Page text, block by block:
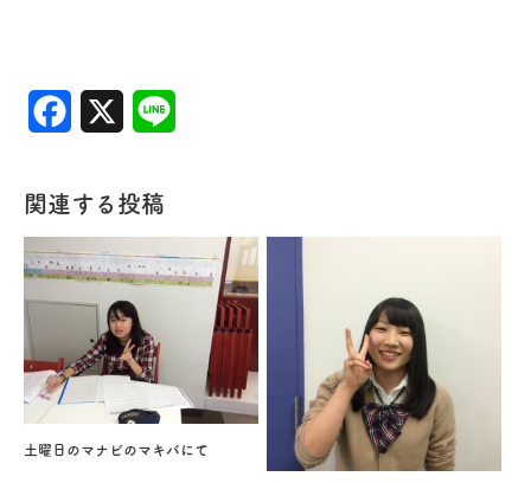
Facebook
関連する投稿
土曜日のマナビのマキバにて